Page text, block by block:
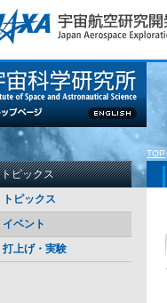
TOP
トピックス
トピックス
イベント
打上げ・実験